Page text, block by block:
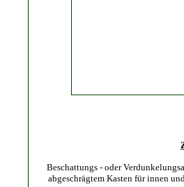
Beschattungs - oder
abgeschrägtem Kasten für innen